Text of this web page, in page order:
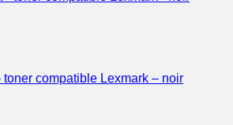
compatible Lexmark – noir